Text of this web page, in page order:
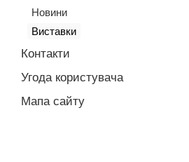
Новини
Виставки
Контакти
Угода користувача
Мапа сайту